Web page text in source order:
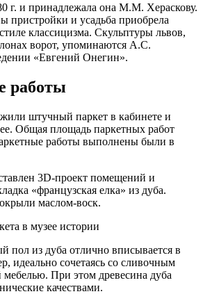
г. и принадлежала она М.М. Хераскову.
пристройки и усадьба приобрела
классицизма. Скульптуры львов,
ворот, упоминаются А.С.
«Евгений Онегин».
работы
штучный паркет в кабинете и
Общая площадь паркетных работ
работы выполнены были в
3D-проект помещений и
«французская елка» из дуба.
маслом-воск.
пол из дуба отлично вписывается в
идеально сочетаясь со сливочным
мебелью. При этом древесина дуба
качествами.